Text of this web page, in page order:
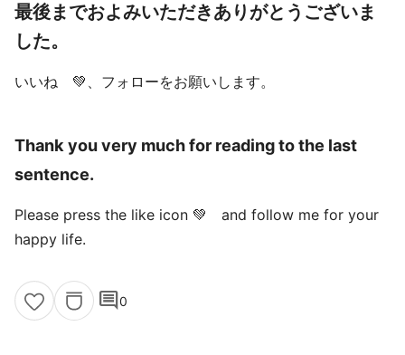
最後までおよみいただきありがとうございま
した。
いいね 💚、フォローをお願いします。
Thank you very much for reading to the last
sentence.
Please press the like icon 💚 and follow me for your
happy life.
comment0